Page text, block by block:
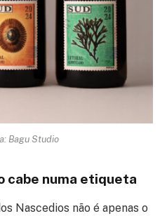
Bagu Studio
cabe numa etiqueta
Nascedios não é apenas o